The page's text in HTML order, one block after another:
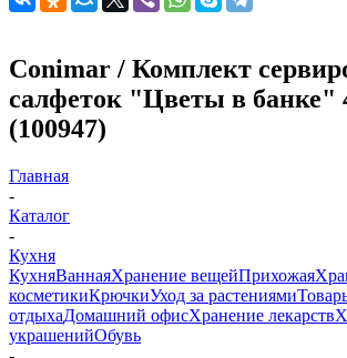
Conimar / Комплект
салфеток "Цветы в банке"
(100947)
Главная
-
Каталог
-
Кухня
КухняВаннаяХранение вещейПрихожая
косметикиКрючкиУход за растениями
отдыхаДомашний офисХранение лекарств
украшенийОбувь